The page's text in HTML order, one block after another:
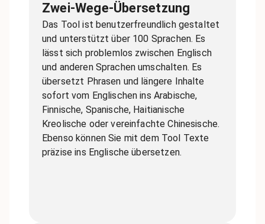
Zwei-Wege-Übersetzung
Das Tool ist benutzerfreundlich gestaltet
und unterstützt über 100 Sprachen. Es
lässt sich problemlos zwischen Englisch
und anderen Sprachen umschalten. Es
übersetzt Phrasen und längere Inhalte
sofort vom Englischen ins Arabische,
Finnische, Spanische, Haitianische
Kreolische oder vereinfachte Chinesische.
Ebenso können Sie mit dem Tool Texte
präzise ins Englische übersetzen.